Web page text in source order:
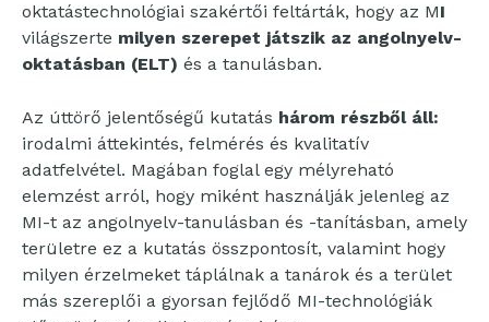
oktatástechnológiai szakértői feltárták, hogy az MI
világszerte milyen szerepet játszik az angolnyelv-
oktatásban (ELT) és a tanulásban.
Az úttörő jelentőségű kutatás három részből áll:
irodalmi áttekintés, felmérés és kvalitatív
adatfelvétel. Magában foglal egy mélyreható
elemzést arról, hogy miként használják jelenleg az
MI-t az angolnyelv-tanulásban és -tanításban, amely
területre ez a kutatás összpontosít, valamint hogy
milyen érzelmeket táplálnak a tanárok és a terület
más szereplői a gyorsan fejlődő MI-technológiák